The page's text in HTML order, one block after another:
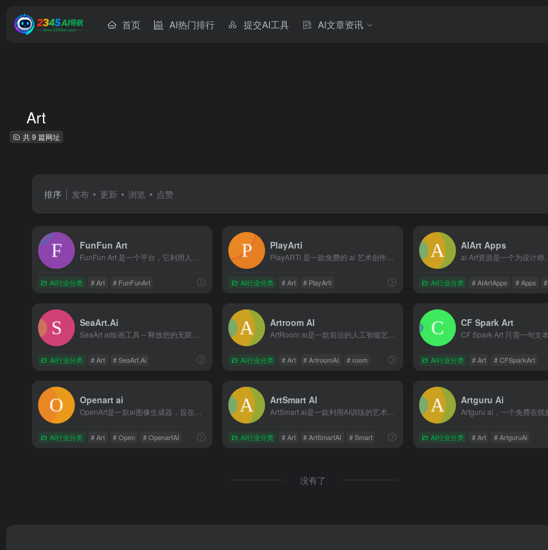
首页 AI热门排行 提交AI工具 AI文章资讯
Art
共 9 篇网址
排序 发布 更新 浏览 点赞
FunFun Art
AI行业分类 # Art # FunFunArt
PlayArti
AI行业分类 # Art # PlayArti
AIArt Apps
AI行业分类 # AIArtApps # Apps
SeaArt.Ai
AI行业分类 # Art # SeaArt.Ai
Artroom AI
AI行业分类 # Art # ArtroomAI # room
CF Spark Art
AI行业分类 # Art # CFSparkArt
Openart ai
AI行业分类 # Art # Open # OpenartAI
ArtSmart AI
AI行业分类 # Art # ArtSmartAI # Smart
Artguru Ai
AI行业分类 # Art # ArtguruAi
没有了